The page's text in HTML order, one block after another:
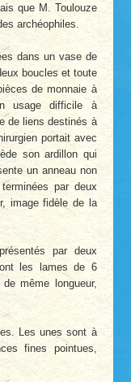
que M. Toulouze
archéophiles.
dans un vase de
boucles et toute
de monnaie à
usage difficile à
de liens destinés à
portait avec
son ardillon qui
un anneau non
par deux
image fidèle de la
par deux
les lames de 6
même longueur,
Les unes sont à
fines pointues,